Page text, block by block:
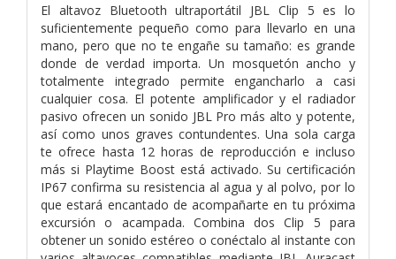
El altavoz Bluetooth ultraportátil JBL Clip 5 es lo
suficientemente pequeño como para llevarlo en una
mano, pero que no te engañe su tamaño: es grande
donde de verdad importa. Un mosquetón ancho y
totalmente integrado permite engancharlo a casi
cualquier cosa. El potente amplificador y el radiador
pasivo ofrecen un sonido JBL Pro más alto y potente,
así como unos graves contundentes. Una sola carga
te ofrece hasta 12 horas de reproducción e incluso
más si Playtime Boost está activado. Su certificación
IP67 confirma su resistencia al agua y al polvo, por lo
que estará encantado de acompañarte en tu próxima
excursión o acampada. Combina dos Clip 5 para
obtener un sonido estéreo o conéctalo al instante con